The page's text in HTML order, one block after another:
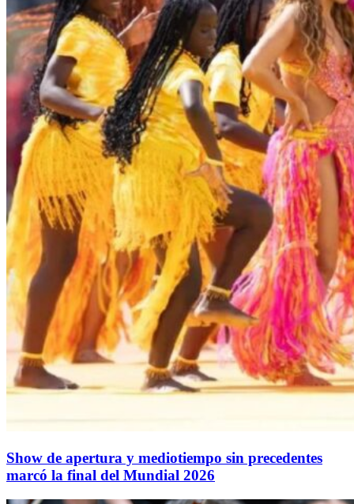
Show de apertura y mediotiempo sin precedentes
marcó la final del Mundial 2026